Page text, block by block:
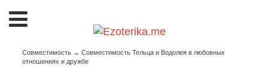
Совместимость →Совместимость Тельца и Водолея в любовных
отношениях и дружбе